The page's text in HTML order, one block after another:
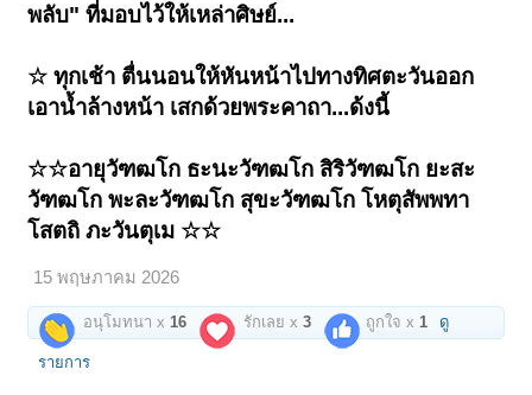
พลับ" ที่มอบไว้ให้เหล่าศิษย์...
☆ ทุกเช้า ตื่นนอนให้หันหน้าไปทางทิศตะวันออก
เอาน้ำล้างหน้า เสกด้วยพระคาถา...ด้งนี้
☆☆อายุวัฑฒโก ธะนะวัฑฒโก สิริวัฑฒโก ยะสะ
วัฑฒโก พะละวัฑฒโก สุขะวัฑฒโก โหตุสัพพทา
โสตถิ ภะวันตุเม ☆☆
15 พฤษภาคม 2026
อนุโมทนา x 16 รักเลย x3 ถูกใจ x 1 ดู
รายการ